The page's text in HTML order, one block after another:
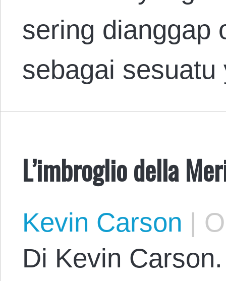
sering dianggap
sebagai
L’imbroglio della
Kevin Carson |
Di Kevin